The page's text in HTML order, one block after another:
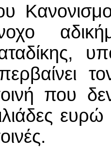
που